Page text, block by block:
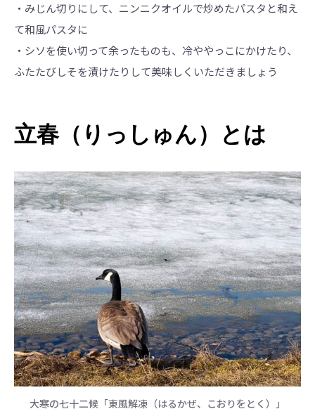
・みじん切りにして、ニンニクオイルで炒めたパスタと和え
て和風パスタに
・シソを使い切って余ったものも、冷ややっこにかけたり、
ふたたびしそを漬けたりして美味しくいただきましょう
立春（りっしゅん）とは
大寒の七十二候「東風解凍（はるかぜ、こおりをとく）」